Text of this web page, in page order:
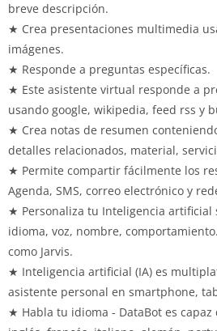
breve descripción.
★ Crea presentaciones multimedia
imágenes.
★ Responde a preguntas específicas.
★ Este asistente virtual responde a
usando google, wikipedia, feed rss y
★ Crea notas de resumen
detalles relacionados, material,
★ Permite compartir fácilmente los
Agenda, SMS, correo electrónico y
★ Personaliza tu Inteligencia artificial
idioma, voz, nombre,
como Jarvis.
★ Inteligencia artificial (IA) es
asistente personal en smartphone,
★ Habla tu idioma - DataBot es